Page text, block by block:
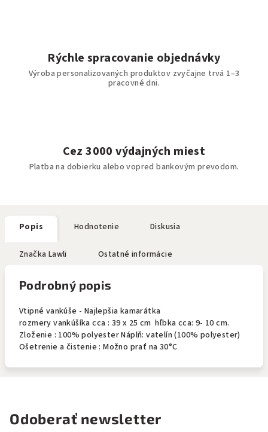
Rýchle spracovanie objednávky
Výroba personalizovaných produktov zvyčajne trvá 1–3
pracovné dni.
Cez 3000 výdajných miest
Platba na dobierku alebo vopred bankovým prevodom.
Popis Hodnotenie Diskusia
Značka Lawli Ostatné informácie
Podrobný popis
Vtipné vankúše - Najlepšia kamarátka
rozmery vankúšíka cca : 39 x 25 cm hľbka cca: 9- 10 cm.
Zloženie : 100% polyester Náplň: vatelín (100% polyester)
Ošetrenie a čistenie : Možno prať na 30°C
Odoberať newsletter